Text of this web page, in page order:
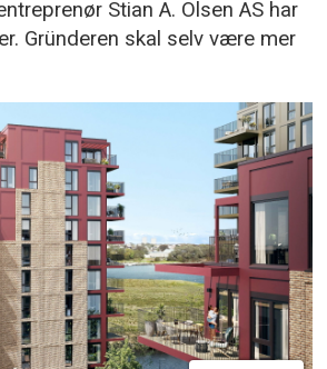
Stian A. Olsen AS har
Gründeren skal selv være mer